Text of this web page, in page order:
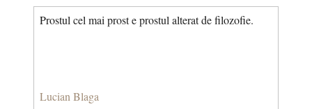
Prostul cel mai prost e prostul alterat de filozofie.
Lucian Blaga